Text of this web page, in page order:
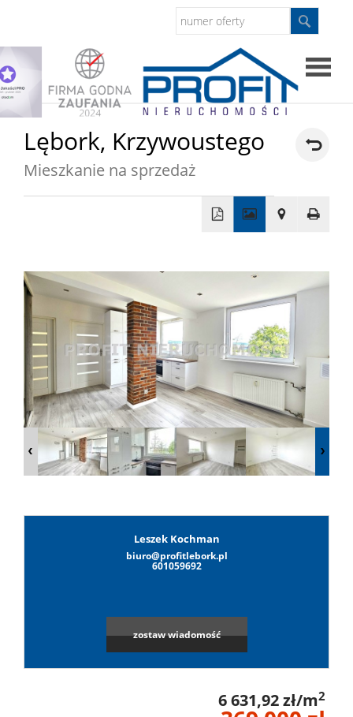
Domy
Lokale
Hale
Lębork, Krzywoustego
Mieszkanie na sprzedaż
−
Leaflet
Leszek Kochman
biuro@profitlebork.pl
601059692
zostaw wiadomość
6 631,92 zł/m2